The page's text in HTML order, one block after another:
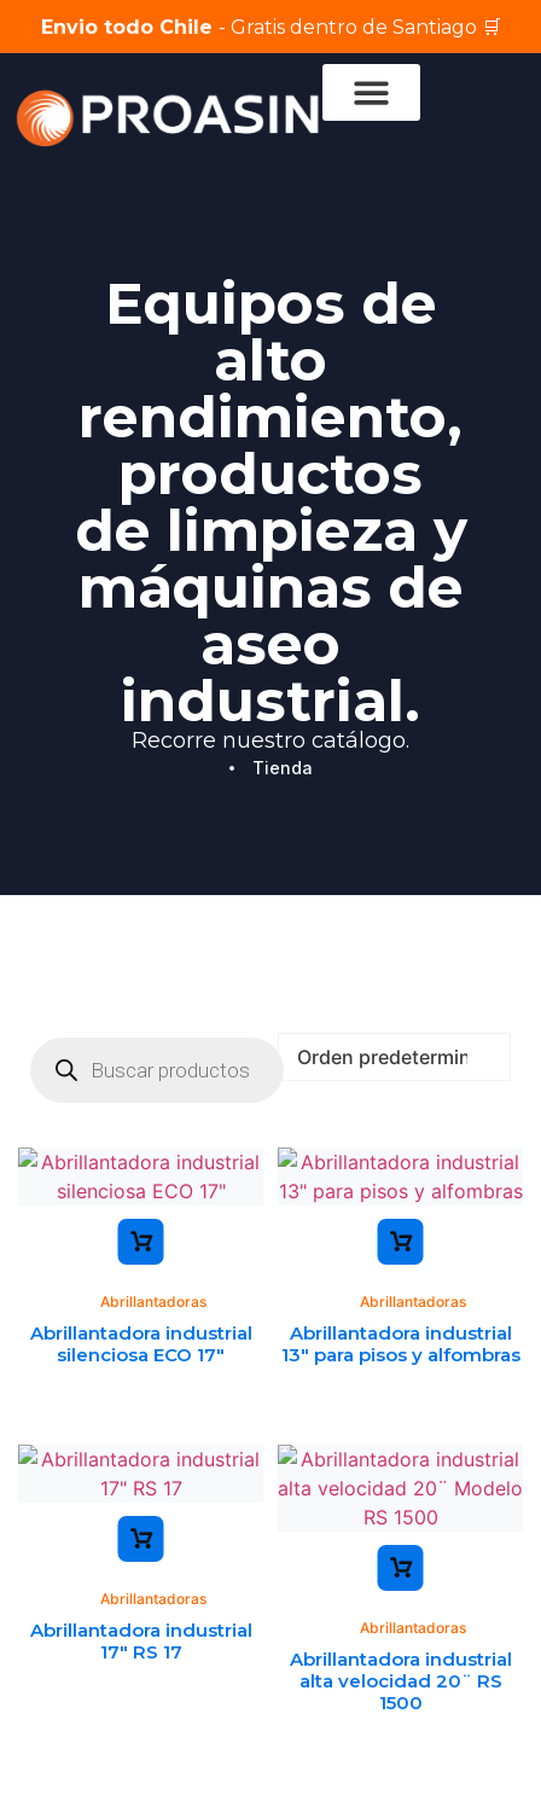
Envio todo Chile - Gratis dentro de Santiago 🛒
Equipos de
alto
rendimiento,
productos
de limpieza y
máquinas de
aseo
industrial.
Recorre nuestro catálogo.
Tienda
Abrillantadoras
Abrillantadora industrial
silenciosa ECO 17″
Abrillantadoras
Abrillantadora industrial
13″ para pisos y alfombras
Abrillantadoras
Abrillantadora industrial
17″ RS 17
Abrillantadoras
Abrillantadora industrial
alta velocidad 20¨ RS
1500